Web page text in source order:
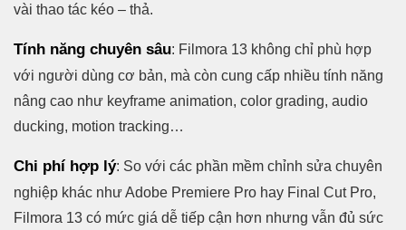
vài thao tác kéo – thả.
Tính năng chuyên sâu: Filmora 13 không chỉ phù hợp
với người dùng cơ bản, mà còn cung cấp nhiều tính năng
nâng cao như keyframe animation, color grading, audio
ducking, motion tracking…
Chi phí hợp lý: So với các phần mềm chỉnh sửa chuyên
nghiệp khác như Adobe Premiere Pro hay Final Cut Pro,
Filmora 13 có mức giá dễ tiếp cận hơn nhưng vẫn đủ sức